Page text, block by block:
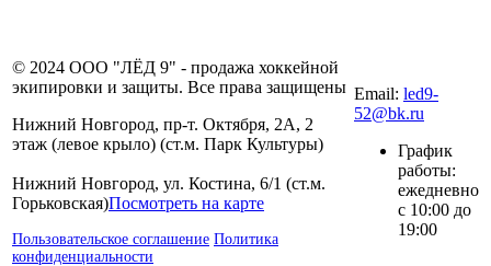
© 2024 ООО "ЛЁД 9" - продажа хоккейной
экипировки и защиты. Все права защищены
Нижний Новгород, пр-т. Октября, 2А, 2
этаж (левое крыло) (ст.м. Парк Культуры)
Нижний Новгород, ул. Костина, 6/1 (ст.м.
Горьковская)Посмотреть на карте
Пользовательское соглашение Политика
конфиденциальности
Email: led9-
52@bk.ru
График
работы:
ежедневно
с 10:00 до
19:00